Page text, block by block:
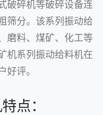
破碎机等破碎设备连
筛分。该系列 振动给
磨料、煤矿、化工等
机系列 振动给料机在
好评。
点：